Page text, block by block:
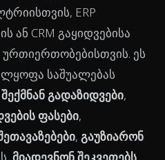
ERP
ან CRM გაყიდვებისა
ეს
საშუალებას
შექმნან გადაზიდვები,
ფასები,
, გაუზიარონ
მიადევნონ შეკვეთებს